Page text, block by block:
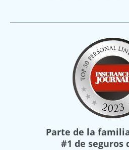
Parte de la
#1 de seguros